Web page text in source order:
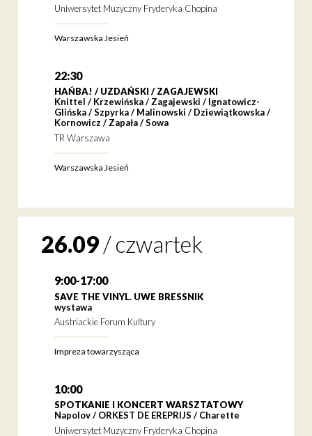
Uniwersytet Muzyczny Fryderyka Chopina
Warszawska Jesień
22:30
HAŃBA! / UZDAŃSKI / ZAGAJEWSKI
Knittel / Krzewińska / Zagajewski / Ignatowicz-
Glińska / Szpyrka / Malinowski / Dziewiątkowska /
Kornowicz / Zapała / Sowa
TR Warszawa
Warszawska Jesień
26.09/czwartek
9:00-17:00
SAVE THE VINYL. UWE BRESSNIK
wystawa
Austriackie Forum Kultury
Impreza towarzysząca
10:00
SPOTKANIE I KONCERT WARSZTATOWY
Napolov / ORKEST DE EREPRIJS / Charette
Uniwersytet Muzyczny Fryderyka Chopina